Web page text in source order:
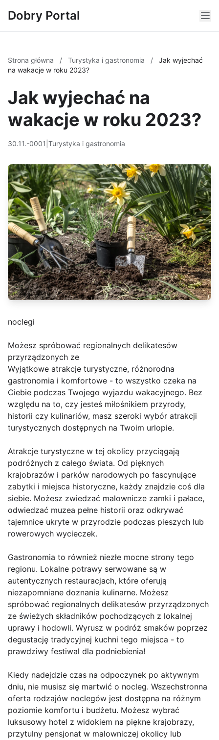
Dobry Portal
Strona główna / Turystyka i gastronomia /
Jak wyjechać
na wakacje w roku 2023?
Jak wyjechać na
wakacje w roku 2023?
30.11.-0001 Turystyka i gastronomia
noclegi
Możesz spróbować regionalnych delikatesów
przyrządzonych ze
Wyjątkowe atrakcje turystyczne, różnorodna
gastronomia i komfortowe - to wszystko czeka na
Ciebie podczas Twojego wyjazdu wakacyjnego. Bez
względu na to, czy jesteś miłośnikiem przyrody,
historii czy kulinariów, masz szeroki wybór atrakcji
turystycznych dostępnych na Twoim urlopie.
Atrakcje turystyczne w tej okolicy przyciągają
podróżnych z całego świata. Od pięknych
krajobrazów i parków narodowych po fascynujące
zabytki i miejsca historyczne, każdy znajdzie coś dla
siebie. Możesz zwiedzać malownicze zamki i pałace,
odwiedzać muzea pełne historii oraz odkrywać
tajemnice ukryte w przyrodzie podczas pieszych lub
rowerowych wycieczek.
Gastronomia to również niezłe mocne strony tego
regionu. Lokalne potrawy serwowane są w
autentycznych restauracjach, które oferują
niezapomniane doznania kulinarne. Możesz
spróbować regionalnych delikatesów przyrządzonych
ze świeżych składników pochodzących z lokalnej
uprawy i hodowli. Wyrusz w podróż smaków poprzez
degustację tradycyjnej kuchni tego miejsca - to
prawdziwy festiwal dla podniebienia!
Kiedy nadejdzie czas na odpoczynek po aktywnym
dniu, nie musisz się martwić o nocleg. Wszechstronna
oferta rodzajów noclegów jest dostępna na różnym
poziomie komfortu i budżetu. Możesz wybrać
luksusowy hotel z widokiem na piękne krajobrazy,
przytulny pensjonat w malowniczej okolicy lub